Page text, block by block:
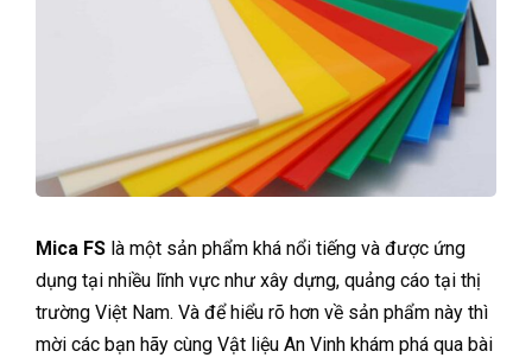
Mica FS là một sản phẩm khá nổi tiếng và được ứng
dụng tại nhiều lĩnh vực như xây dựng, quảng cáo tại thị
trường Việt Nam. Và để hiểu rõ hơn về sản phẩm này thì
mời các bạn hãy cùng Vật liệu An Vinh khám phá qua bài